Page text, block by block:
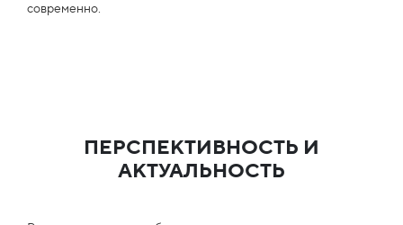
современно.
ПЕРСПЕКТИВНОСТЬ И
АКТУАЛЬНОСТЬ